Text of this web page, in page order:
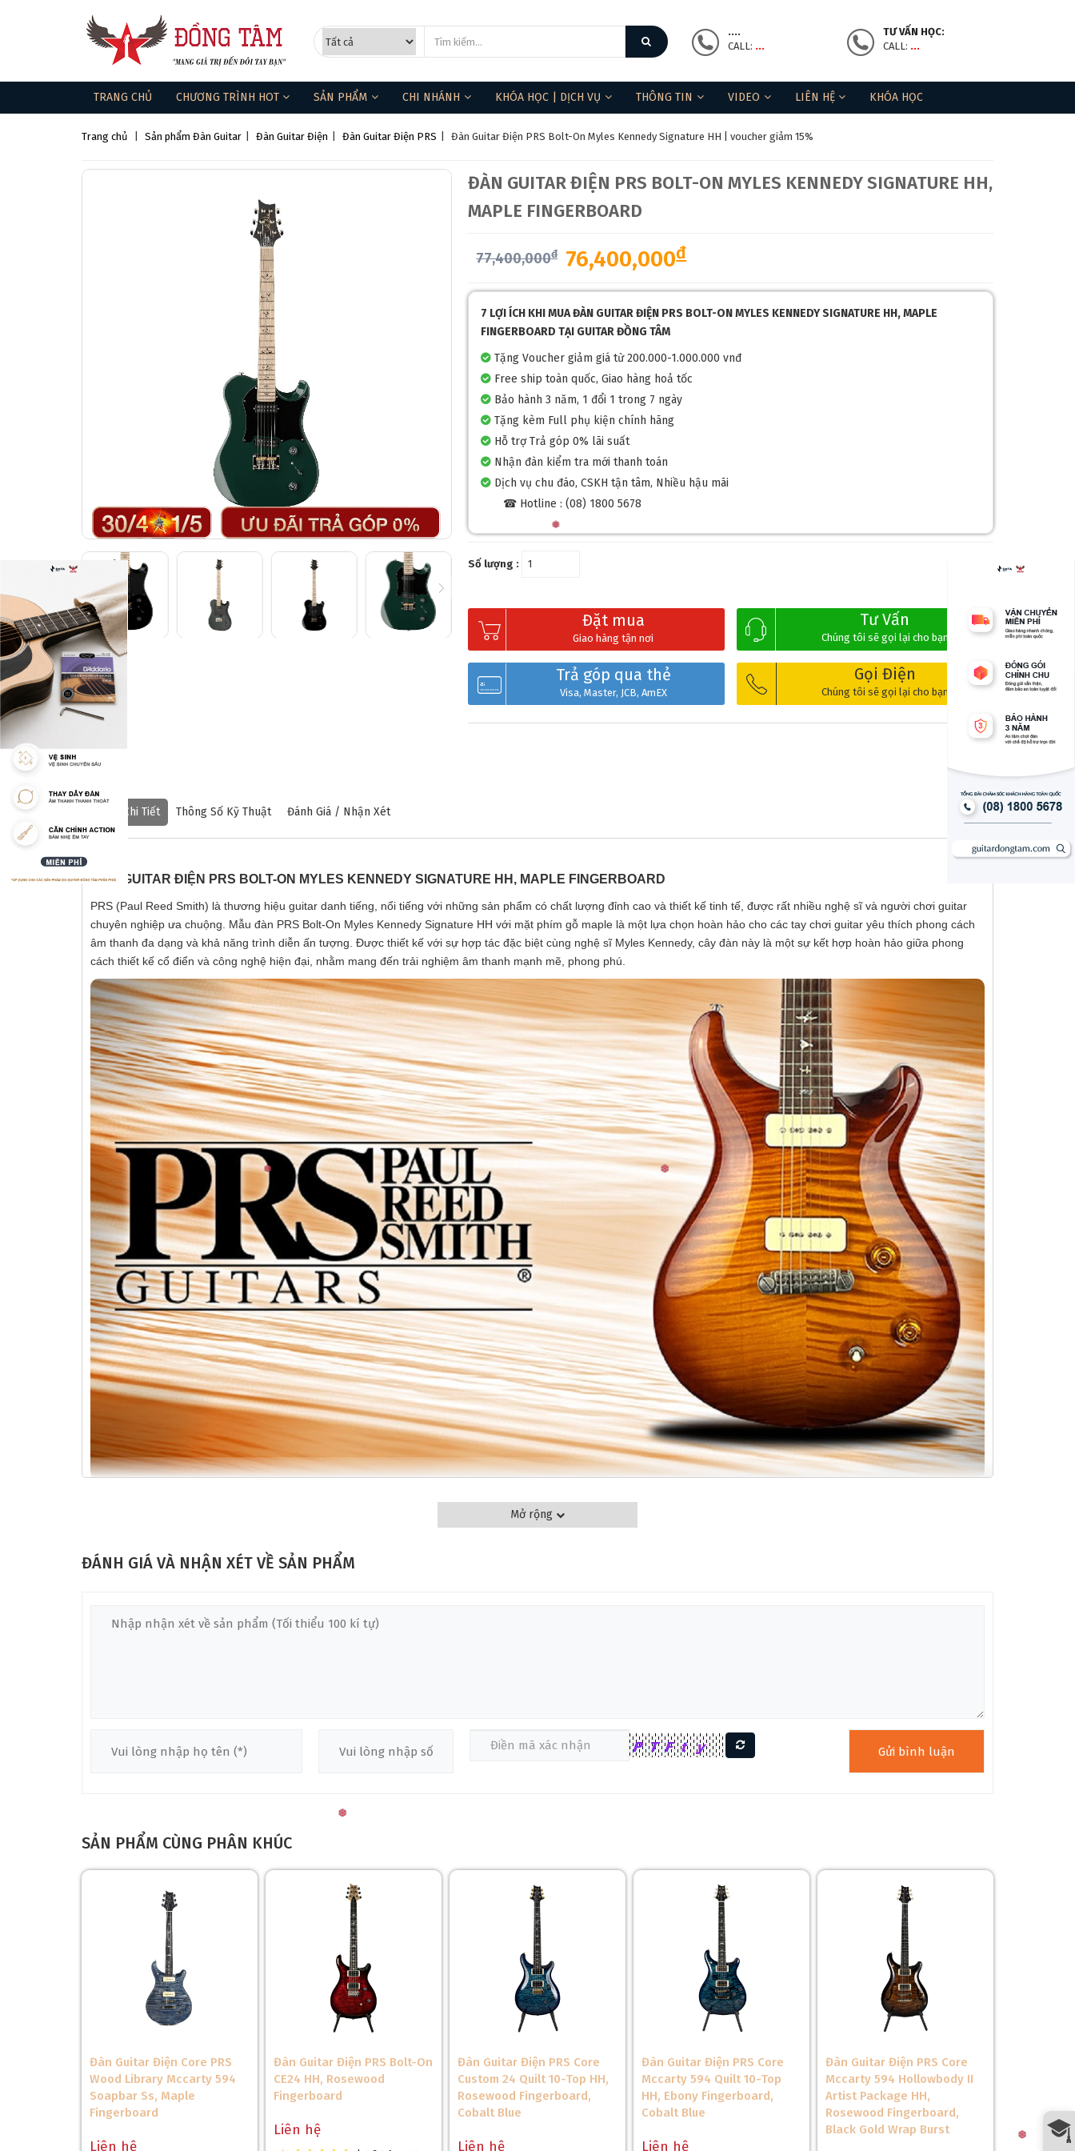
....
CALL: ...
TƯ VẤN HỌC:
CALL: ...
TRANG CHỦ CHƯƠNG TRÌNH HOT SẢN PHẨM CHI NHÁNH KHÓA HỌC | DỊCH VỤ THÔNG TIN VIDEO LIÊN HỆ KHÓA HỌC
❅
Trang chủ Sản phẩm Đàn Guitar Đàn Guitar Điện Đàn Guitar Điện PRS Đàn Guitar Điện PRS Bolt-On Myles Kennedy Signature HH | voucher giảm 15%
ĐÀN GUITAR ĐIỆN PRS BOLT-ON MYLES KENNEDY SIGNATURE HH,
MAPLE FINGERBOARD
77,400,000đ 76,400,000đ
7 LỢI ÍCH KHI MUA ĐÀN GUITAR ĐIỆN PRS BOLT-ON MYLES KENNEDY SIGNATURE HH, MAPLE
FINGERBOARD TẠI GUITAR ĐỒNG TÂM
Tặng Voucher giảm giá từ 200.000-1.000.000 vnđ
Free ship toàn quốc, Giao hàng hoả tốc
Bảo hành 3 năm, 1 đổi 1 trong 7 ngày
Tặng kèm Full phụ kiện chính hãng
Hỗ trợ Trả góp 0% lãi suất
Nhận đàn kiểm tra mới thanh toán
Dịch vụ chu đáo, CSKH tận tâm, Nhiều hậu mãi
☎ Hotline : (08) 1800 5678
Số lượng :
Đặt mua
Giao hàng tận nơi
Tư Vấn
Chúng tôi sẽ gọi lại cho bạn
Trả góp qua thẻ
Visa, Master, JCB, AmEX
Gọi Điện
Chúng tôi sẽ gọi lại cho bạn
Mô Tả Chi Tiết Thông Số Kỹ Thuật Đánh Giá / Nhận Xét
ĐÀN GUITAR ĐIỆN PRS BOLT-ON MYLES KENNEDY SIGNATURE HH, MAPLE FINGERBOARD
PRS (Paul Reed Smith) là thương hiệu guitar danh tiếng, nổi tiếng với những sản phẩm có chất lượng đỉnh cao và thiết kế tinh tế, được rất nhiều nghệ sĩ và người chơi guitar
chuyên nghiệp ưa chuộng. Mẫu đàn PRS Bolt-On Myles Kennedy Signature HH với mặt phím gỗ maple là một lựa chọn hoàn hảo cho các tay chơi guitar yêu thích phong cách
âm thanh đa dạng và khả năng trình diễn ấn tượng. Được thiết kế với sự hợp tác đặc biệt cùng nghệ sĩ Myles Kennedy, cây đàn này là một sự kết hợp hoàn hảo giữa phong
cách thiết kế cổ điển và công nghệ hiện đại, nhằm mang đến trải nghiệm âm thanh mạnh mẽ, phong phú.
mẽ và đầy sắc nét. Cây đàn này là lựa chọn lý tưởng cho những người chơi guitar chuyên nghiệp và các nghệ sĩ biểu diễn trực tiếp nhờ khả năng linh hoạt trong việc tạo ra
hợp với các dòng nhạc như rock, blues, và metal.
Thân Đàn Của PRS Bolt-On Myles Kennedy Signature HH
Mở rộng
ĐÁNH GIÁ VÀ NHẬN XÉT VỀ SẢN PHẨM
SẢN PHẨM CÙNG PHÂN KHÚC
Đàn Guitar Điện Core PRS
Wood Library Mccarty 594
Soapbar Ss, Maple
Fingerboard
Liên hệ
Đàn Guitar Điện PRS Bolt-On
CE24 HH, Rosewood
Fingerboard
Liên hệ
Đàn Guitar Điện PRS Core
Custom 24 Quilt 10-Top HH,
Rosewood Fingerboard,
Cobalt Blue
Liên hệ
Đàn Guitar Điện PRS Core
Mccarty 594 Quilt 10-Top
HH, Ebony Fingerboard,
Cobalt Blue
Liên hệ
Đàn Guitar Điện PRS Core
Mccarty 594 Hollowbody II
Artist Package HH,
Rosewood Fingerboard,
Black Gold Wrap Burst